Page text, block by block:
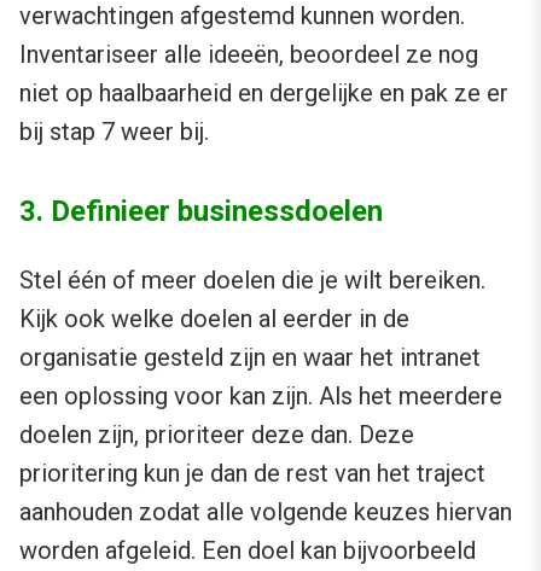
verwachtingen afgestemd kunnen worden.
Inventariseer alle ideeën, beoordeel ze nog
niet op haalbaarheid en dergelijke en pak ze er
bij stap 7 weer bij.
3. Definieer businessdoelen
Stel één of meer doelen die je wilt bereiken.
Kijk ook welke doelen al eerder in de
organisatie gesteld zijn en waar het intranet
een oplossing voor kan zijn. Als het meerdere
doelen zijn, prioriteer deze dan. Deze
prioritering kun je dan de rest van het traject
aanhouden zodat alle volgende keuzes hiervan
worden afgeleid. Een doel kan bijvoorbeeld